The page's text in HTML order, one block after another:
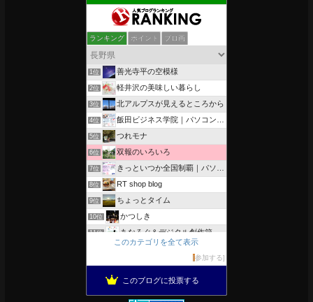
ランキング ポイント ブロ画
1位 善光寺平の空模様
2位 軽井沢の美味しい暮らし
3位 北アルプスが見えるところから
4位 飯田ビジネス学院｜パソコン、簿記、公共職業訓練と求職者支援
5位 つれモナ
6位 双報のいろいろ
7位 きっといつか全国制覇｜パソコン教室、簿記教室のスタッフブログ
8位 RT shop blog
9位 ちょっとタイム
10位 かつしき
11位 あなろぐ＆デジタル創作箱
軽井沢まったり生活 柴犬とともに
13位 がんばれ長野
のんびりいこうよ！
15位 OESセｴラ＆レイラ何気ない風景
このカテゴリを全て表示
参加する
このブログに投票する